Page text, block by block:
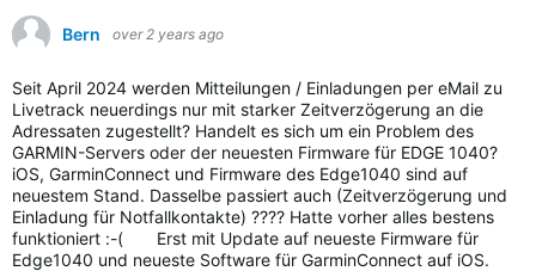
Bern over 2 years ago
Seit April 2024 werden Mitteilungen / Einladungen per eMail zu
Livetrack neuerdings nur mit starker Zeitverzögerung an die
Adressaten zugestellt? Handelt es sich um ein Problem des
GARMIN-Servers oder der neuesten Firmware für EDGE 1040?
iOS, GarminConnect und Firmware des Edge1040 sind auf
neuestem Stand. Dasselbe passiert auch (Zeitverzögerung und
Einladung für Notfallkontakte) ???? Hatte vorher alles bestens
funktioniert :-( Erst mit Update auf neueste Firmware für
Edge1040 und neueste Software für GarminConnect auf iOS.